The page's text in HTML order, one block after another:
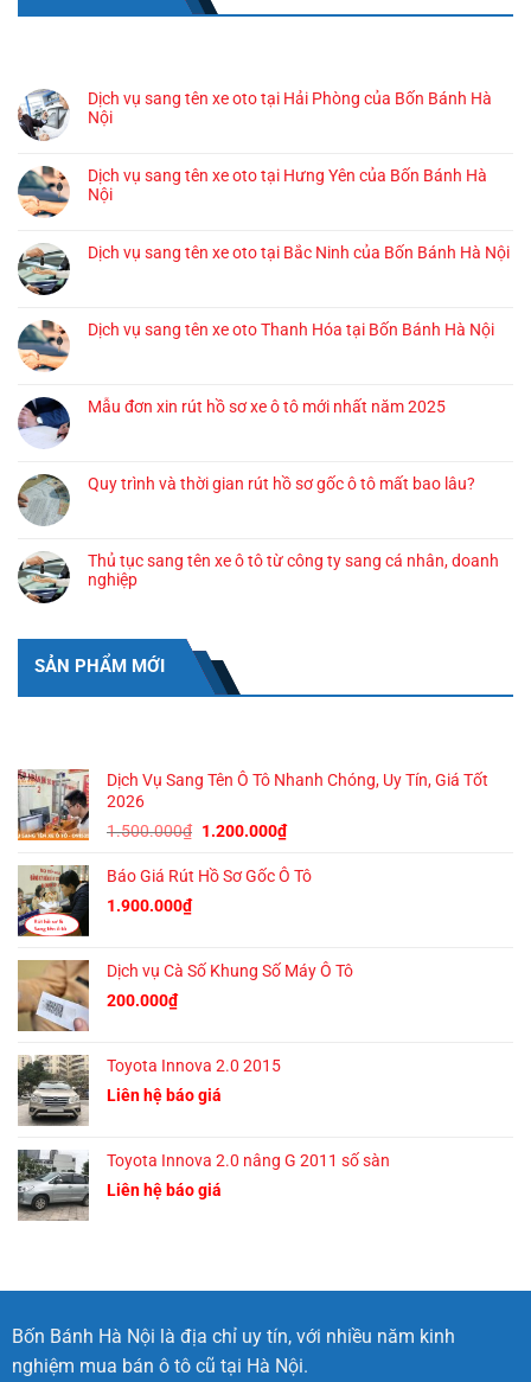
Dịch vụ sang tên xe oto tại Hải Phòng của Bốn Bánh Hà
Nội
Dịch vụ sang tên xe oto tại Hưng Yên của Bốn Bánh Hà
Nội
Dịch vụ sang tên xe oto tại Bắc Ninh của Bốn Bánh Hà Nội
Dịch vụ sang tên xe oto Thanh Hóa tại Bốn Bánh Hà Nội
Mẫu đơn xin rút hồ sơ xe ô tô mới nhất năm 2025
Quy trình và thời gian rút hồ sơ gốc ô tô mất bao lâu?
Thủ tục sang tên xe ô tô từ công ty sang cá nhân, doanh
nghiệp
SẢN PHẨM MỚI
Dịch Vụ Sang Tên Ô Tô Nhanh Chóng, Uy Tín, Giá Tốt
2026
1.500.000₫ Giá
là:
1.200.000₫Giá
tại
Báo Giá Rút Hồ Sơ Gốc Ô Tô
1.900.000₫
Dịch vụ Cà Số Khung Số Máy Ô Tô
200.000₫
Toyota Innova 2.0 2015
Liên hệ báo giá
Toyota Innova 2.0 nâng G 2011 số sàn
Liên hệ báo giá
Bốn Bánh Hà Nội là địa chỉ uy tín, với nhiều năm kinh
nghiệm mua bán ô tô cũ tại Hà Nội.